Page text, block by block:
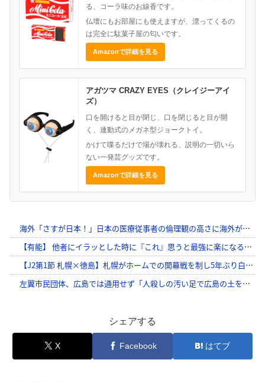
る、コーラ味のお線香です。
仏壇にもお部屋にも使えますが、漂ってくるの
は完全に駄菓子屋の匂いです。
Amazonで詳細を見る
アガツマ CRAZY EYES（クレイジーアイ
ズ）
口を開けると目が閉じ、口を閉じると目が開
く、連動式のメガネ型ジョークトイ。
かけて喋るだけで場が壊れる、説明の一切いら
ない一発芸グッズです。
Amazonで詳細を見る
シェアする
X Facebook はてブ